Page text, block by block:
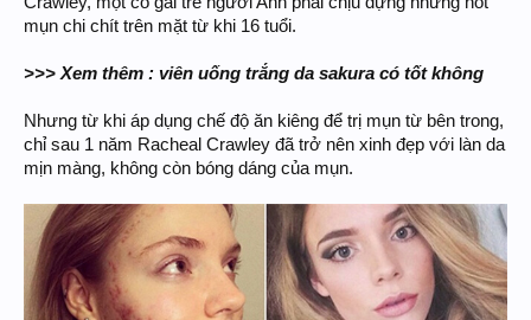
mụn chi chít trên mặt từ khi 16 tuổi.
>>> Xem thêm : viên uống trắng da sakura có tốt không
Nhưng từ khi áp dụng chế độ ăn kiêng để trị mụn từ bên trong,
chỉ sau 1 năm Racheal Crawley đã trở nên xinh đẹp với làn da
mịn màng, không còn bóng dáng của mụn.